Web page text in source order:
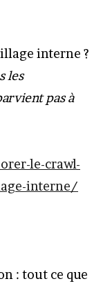
interne ?
les
pas à
le-crawl-
interne/
: tout ce que